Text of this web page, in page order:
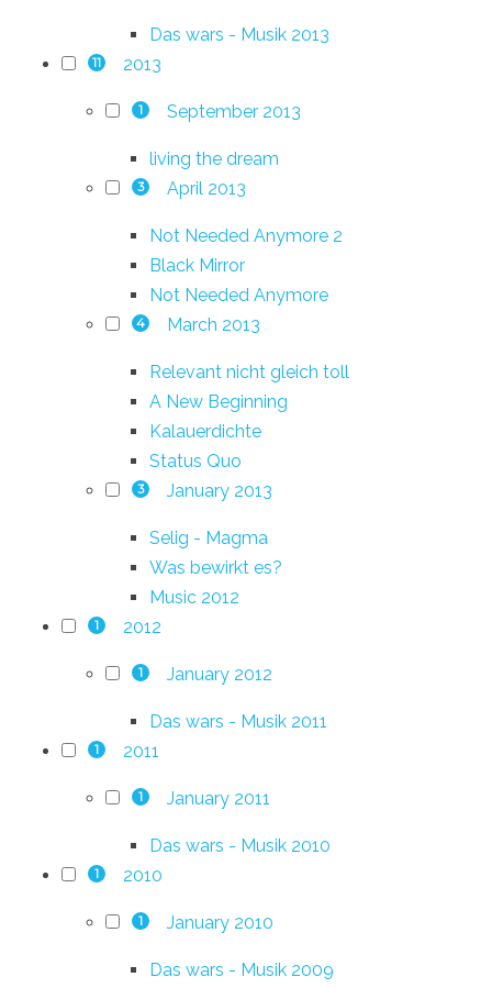
Das wars - Musik 2013
11 2013
1 September 2013
living the dream
3 April 2013
Not Needed Anymore 2
Black Mirror
Not Needed Anymore
4 March 2013
Relevant nicht gleich toll
A New Beginning
Kalauerdichte
Status Quo
3 January 2013
Selig - Magma
Was bewirkt es?
Music 2012
1 2012
1 January 2012
Das wars - Musik 2011
1 2011
1 January 2011
Das wars - Musik 2010
1 2010
1 January 2010
Das wars - Musik 2009